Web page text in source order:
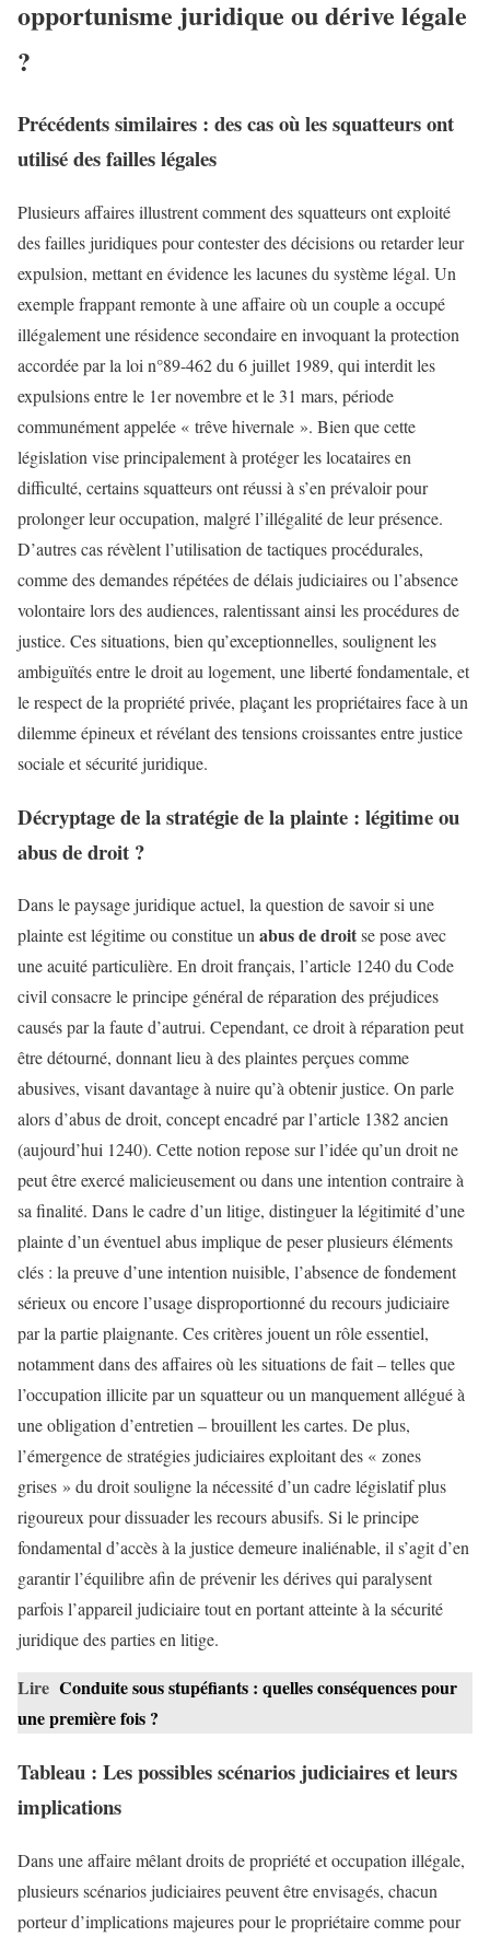
opportunisme juridique ou dérive légale
?
Précédents similaires : des cas où les squatteurs ont
utilisé des failles légales
Plusieurs affaires illustrent comment des squatteurs ont exploité
des failles juridiques pour contester des décisions ou retarder leur
expulsion, mettant en évidence les lacunes du système légal. Un
exemple frappant remonte à une affaire où un couple a occupé
illégalement une résidence secondaire en invoquant la protection
accordée par la loi n°89-462 du 6 juillet 1989, qui interdit les
expulsions entre le 1er novembre et le 31 mars, période
communément appelée « trêve hivernale ». Bien que cette
législation vise principalement à protéger les locataires en
difficulté, certains squatteurs ont réussi à s’en prévaloir pour
prolonger leur occupation, malgré l’illégalité de leur présence.
D’autres cas révèlent l’utilisation de tactiques procédurales,
comme des demandes répétées de délais judiciaires ou l’absence
volontaire lors des audiences, ralentissant ainsi les procédures de
justice. Ces situations, bien qu’exceptionnelles, soulignent les
ambiguïtés entre le droit au logement, une liberté fondamentale, et
le respect de la propriété privée, plaçant les propriétaires face à un
dilemme épineux et révélant des tensions croissantes entre justice
sociale et sécurité juridique.
Décryptage de la stratégie de la plainte : légitime ou
abus de droit ?
Dans le paysage juridique actuel, la question de savoir si une
plainte est légitime ou constitue unabus de droitse pose avec
une acuité particulière. En droit français, l’article 1240 du Code
civil consacre le principe général de réparation des préjudices
causés par la faute d’autrui. Cependant, ce droit à réparation peut
être détourné, donnant lieu à des plaintes perçues comme
abusives, visant davantage à nuire qu’à obtenir justice. On parle
alors d’abus de droit, concept encadré par l’article 1382 ancien
(aujourd’hui 1240). Cette notion repose sur l’idée qu’un droit ne
peut être exercé malicieusement ou dans une intention contraire à
sa finalité. Dans le cadre d’un litige, distinguer la légitimité d’une
plainte d’un éventuel abus implique de peser plusieurs éléments
clés : la preuve d’une intention nuisible, l’absence de fondement
sérieux ou encore l’usage disproportionné du recours judiciaire
par la partie plaignante. Ces critères jouent un rôle essentiel,
notamment dans des affaires où les situations de fait – telles que
l’occupation illicite par un squatteur ou un manquement allégué à
une obligation d’entretien – brouillent les cartes. De plus,
l’émergence de stratégies judiciaires exploitant des « zones
grises » du droit souligne la nécessité d’un cadre législatif plus
rigoureux pour dissuader les recours abusifs. Si le principe
fondamental d’accès à la justice demeure inaliénable, il s’agit d’en
garantir l’équilibre afin de prévenir les dérives qui paralysent
parfois l’appareil judiciaire tout en portant atteinte à la sécurité
juridique des parties en litige.
Lire Conduite sous stupéfiants : quelles conséquences pour
une première fois ?
Tableau : Les possibles scénarios judiciaires et leurs
implications
Dans une affaire mêlant droits de propriété et occupation illégale,
plusieurs scénarios judiciaires peuvent être envisagés, chacun
porteur d’implications majeures pour le propriétaire comme pour